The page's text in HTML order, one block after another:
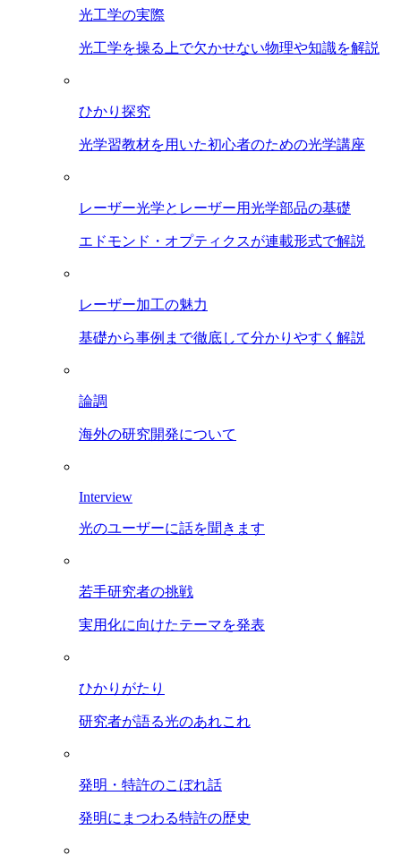
光工学の実際
光工学を操る上で欠かせない物理や知識を解説
ひかり探究
光学習教材を用いた初心者のための光学講座
レーザー光学とレーザー用光学部品の基礎
エドモンド・オプティクスが連載形式で解説
レーザー加工の魅力
基礎から事例まで徹底して分かりやすく解説
論調
海外の研究開発について
Interview
光のユーザーに話を聞きます
若手研究者の挑戦
実用化に向けたテーマを発表
ひかりがたり
研究者が語る光のあれこれ
発明・特許のこぼれ話
発明にまつわる特許の歴史